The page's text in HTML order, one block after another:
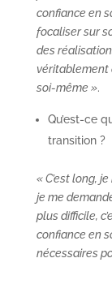
confiance en
focaliser sur
des
véritablement
soi-même ».
Qu’est-ce
transition ?
« C’est long,
je me
plus difficile,
confiance en
nécessaires